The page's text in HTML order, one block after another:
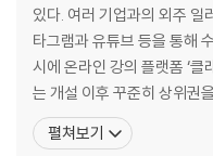
예제 파일 준비하기
CHAPTER 1 프로크리에이트
프로크리에이트와 친해지기
있다. 여러 기업과의 외주 일
타그램과 유튜브 등을 통해
시에 온라인 강의 플랫폼 ‘클
는 개설 이후 꾸준히 상위권
잉의 즐거움을 알려주고 있
드로잉을 쉽고 재미있게 알
펼쳐보기